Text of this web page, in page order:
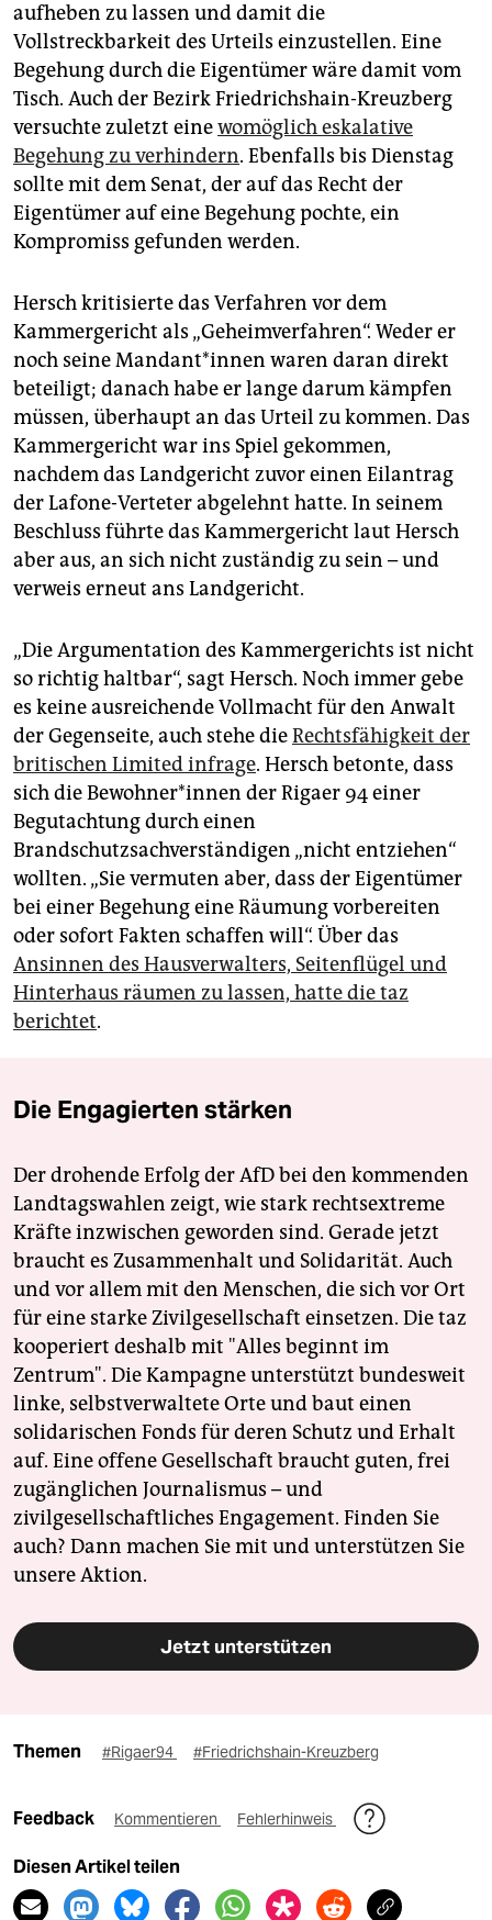
aufheben zu lassen und damit die
Vollstreckbarkeit des Urteils einzustellen. Eine
Begehung durch die Eigentümer wäre damit vom
Tisch. Auch der Bezirk Friedrichshain-Kreuzberg
versuchte zuletzt einewomöglich eskalative
Begehung zu verhindern. Ebenfalls bis Dienstag
sollte mit dem Senat, der auf das Recht der
Eigentümer auf eine Begehung pochte, ein
Kompromiss gefunden werden.
Hersch kritisierte das Verfahren vor dem
Kammergericht als „Geheimverfahren“. Weder er
noch seine Man­dan­t*in­nen waren daran direkt
beteiligt; danach habe er lange darum kämpfen
müssen, überhaupt an das Urteil zu kommen. Das
Kammergericht war ins Spiel gekommen,
nachdem das Landgericht zuvor einen Eilantrag
der Lafone-Verteter abgelehnt hatte. In seinem
Beschluss führte das Kammergericht laut Hersch
aber aus, an sich nicht zuständig zu sein – und
verweis erneut ans Landgericht.
„Die Argumentation des Kammergerichts ist nicht
so richtig haltbar“, sagt Hersch. Noch immer gebe
es keine ausreichende Vollmacht für den Anwalt
der Gegenseite, auch stehe dieRechtsfähigkeit der
britischen Limited infrage. Hersch betonte, dass
sich die Be­woh­ne­r*in­nen der Rigaer 94 einer
Begutachtung durch einen
Brandschutzsachverständigen „nicht entziehen“
wollten. „Sie vermuten aber, dass der Eigentümer
bei einer Begehung eine Räumung vorbereiten
oder sofort Fakten schaffen will“. Über das
Ansinnen des Hausverwalters, Seitenflügel und
Hinterhaus räumen zu lassen, hatte die taz
berichtet.
Die Engagierten stärken
Der drohende Erfolg der AfD bei den kommenden
Landtagswahlen zeigt, wie stark rechtsextreme
Kräfte inzwischen geworden sind. Gerade jetzt
braucht es Zusammenhalt und Solidarität. Auch
und vor allem mit den Menschen, die sich vor Ort
für eine starke Zivilgesellschaft einsetzen. Die taz
kooperiert deshalb mit "Alles beginnt im
Zentrum". Die Kampagne unterstützt bundesweit
linke, selbstverwaltete Orte und baut einen
solidarischen Fonds für deren Schutz und Erhalt
auf. Eine offene Gesellschaft braucht guten, frei
zugänglichen Journalismus – und
zivilgesellschaftliches Engagement. Finden Sie
auch? Dann machen Sie mit und unterstützen Sie
unsere Aktion.
Jetzt unterstützen
Themen #Rigaer94 #Friedrichshain-Kreuzberg
Feedback Kommentieren Fehlerhinweis
Diesen Artikel teilen